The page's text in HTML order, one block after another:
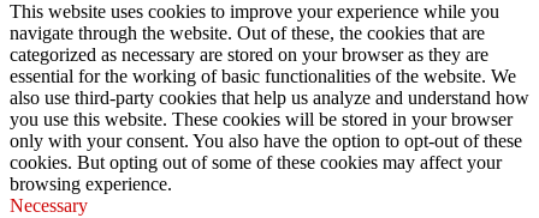
This website uses cookies to improve your experience while you
navigate through the website. Out of these, the cookies that are
categorized as necessary are stored on your browser as they are
essential for the working of basic functionalities of the website. We
also use third-party cookies that help us analyze and understand how
you use this website. These cookies will be stored in your browser
only with your consent. You also have the option to opt-out of these
cookies. But opting out of some of these cookies may affect your
browsing experience.
Necessary